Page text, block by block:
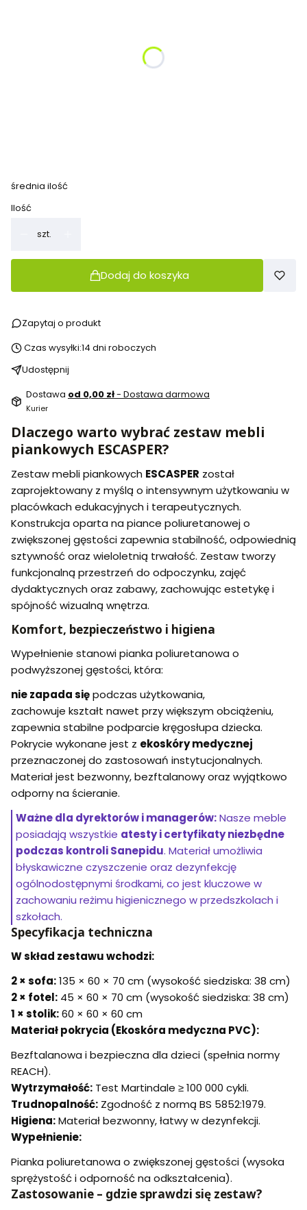
średnia ilość
Ilość
szt.
Dodaj do koszyka
Zapytaj o produkt
Czas wysyłki:14 dni roboczych
Udostępnij
Dostawa od 0,00 zł- Dostawa darmowa
Kurier
Dlaczego warto wybrać zestaw mebli
piankowych ESCASPER?
Zestaw mebli piankowych ESCASPER został
zaprojektowany z myślą o intensywnym użytkowaniu w
placówkach edukacyjnych i terapeutycznych.
Konstrukcja oparta na piance poliuretanowej o
zwiększonej gęstości zapewnia stabilność, odpowiednią
sztywność oraz wieloletnią trwałość. Zestaw tworzy
funkcjonalną przestrzeń do odpoczynku, zajęć
dydaktycznych oraz zabawy, zachowując estetykę i
spójność wizualną wnętrza.
Komfort, bezpieczeństwo i higiena
Wypełnienie stanowi pianka poliuretanowa o
podwyższonej gęstości, która:
nie zapada siępodczas użytkowania,
zachowuje kształt nawet przy większym obciążeniu,
zapewnia stabilne podparcie kręgosłupa dziecka.
Pokrycie wykonane jest z ekoskóry medycznej
przeznaczonej do zastosowań instytucjonalnych.
Materiał jest bezwonny, bezftalanowy oraz wyjątkowo
odporny na ścieranie.
Ważne dla dyrektorów i managerów:Nasze meble
posiadają wszystkie atesty i certyfikaty niezbędne
podczas kontroli Sanepidu. Materiał umożliwia
błyskawiczne czyszczenie oraz dezynfekcję
ogólnodostępnymi środkami, co jest kluczowe w
zachowaniu reżimu higienicznego w przedszkolach i
szkołach.
Specyfikacja techniczna
W skład zestawu wchodzi:
2 × sofa:135 × 60 × 70 cm (wysokość siedziska: 38 cm)
2 × fotel: 45 × 60 × 70 cm (wysokość siedziska: 38 cm)
1 × stolik:60 × 60 × 60 cm
Materiał pokrycia (Ekoskóra medyczna PVC):
Bezftalanowa i bezpieczna dla dzieci (spełnia normy
REACH).
Wytrzymałość: Test Martindale ≥ 100 000 cykli.
Trudnopalność: Zgodność z normą BS 5852:1979.
Higiena:Materiał bezwonny, łatwy w dezynfekcji.
Wypełnienie:
Pianka poliuretanowa o zwiększonej gęstości (wysoka
sprężystość i odporność na odkształcenia).
Zastosowanie – gdzie sprawdzi się zestaw?